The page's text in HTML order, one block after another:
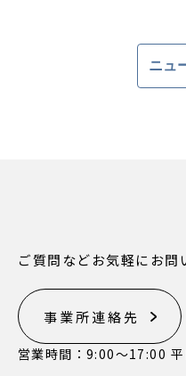
ニュ
ご質問などお気軽にお問
事業所連絡先
営業時間：9:00〜17:00 平